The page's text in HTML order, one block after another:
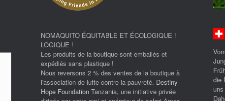
NOMAQUITO ÉQUITABLE ET ÉCOLOGIQUE !
LOGIQUE !
Les produits de la boutique sont emballés et
expédiés sans plastique !
Nous reversons 2 % des ventes de la boutique à
l'association de lutte contre la pauvreté. Destiny
Hope Foundation Tanzania, une initiative privée
die